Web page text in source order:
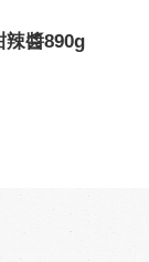
辣醬890g